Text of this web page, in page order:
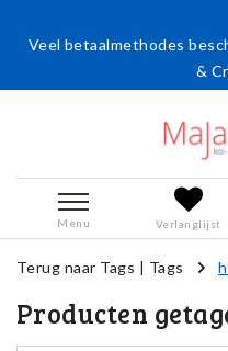
Veel betaalmethodes
&
Menu Verlanglijst
Terug naar Tags | Tags
Producten